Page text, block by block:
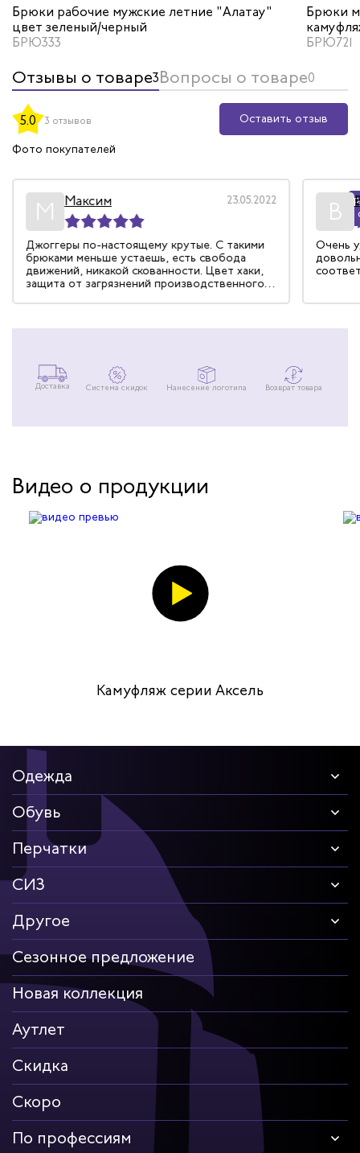
Брюки рабочие мужские летние "Алатау"
цвет зеленый/черный
БРЮ333
Брюки
БРЮ721
Отзывы о товаре3Вопросы о товаре0
5.0 3 отзывов
Оставить отзыв
Фото покупателей
М Максим 23.05.2022
Джоггеры по-настоящему крутые. С такими
брюками меньше устаешь, есть свобода
движений, никакой скованности. Цвет хаки,
защита от загрязнений производственного
В
Очень
Доставка Система скидок Нанесение логотипа Возврат товара
Видео о продукции
Камуфляж серии Аксель
Одежда
Обувь
Перчатки
СИЗ
Другое
Сезонное предложение
Новая коллекция
Аутлет
Скидка
Скоро
По профессиям